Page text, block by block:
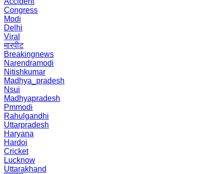
Congress
Modi
Delhi
Viral
मारपीट
Breakingnews
Narendramodi
Nitishkumar
Madhya_pradesh
Nsui
Madhyapradesh
Pmmodi
Rahulgandhi
Uttarpradesh
Haryana
Hardoi
Cricket
Lucknow
Uttarakhand